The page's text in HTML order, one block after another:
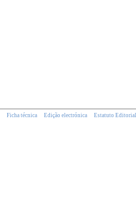
Ficha técnica Edição electrónica Estatuto Editorial